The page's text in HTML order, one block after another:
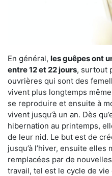
En général, les guêpes ont
entre 12 et 22 jours, surtout
ouvrières qui sont des
vivent plus longtemps
se reproduire et ensuite à
vivent jusqu’à un an. Dès
hibernation au printemps,
de leur nid. Le but est de
jusqu’à l’hiver, ensuite
remplacées par de
travail, tel est le cycle de vie